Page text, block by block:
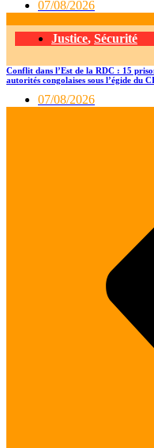
07/08/2026
Justice, Sécurité
Conflit dans l’Est de la RDC : 15
autorités congolaises sous l’égide du
07/08/2026